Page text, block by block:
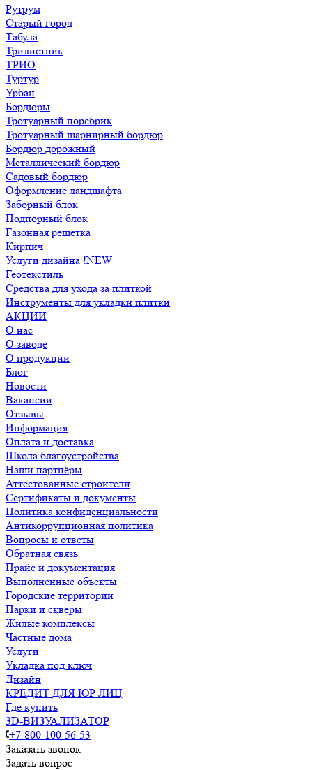
Рутрум
Старый город
Табула
Трилистник
ТРИО
Туртур
Урбан
Бордюры
Тротуарный поребрик
Тротуарный шарнирный бордюр
Бордюр дорожный
Металлический бордюр
Садовый бордюр
Оформление ландшафта
Заборный блок
Подпорный блок
Газонная решетка
Кирпич
Услуги дизайна !NEW
Геотекстиль
Средства для ухода за плиткой
Инструменты для укладки плитки
АКЦИИ
О нас
О заводе
О продукции
Блог
Новости
Вакансии
Отзывы
Информация
Оплата и доставка
Школа благоустройства
Наши партнёры
Аттестованные строители
Сертификаты и документы
Политика конфиденциальности
Антикоррупционная политика
Вопросы и ответы
Обратная связь
Прайс и документация
Выполненные объекты
Городские территории
Парки и скверы
Жилые комплексы
Частные дома
Услуги
Укладка под ключ
Дизайн
КРЕДИТ ДЛЯ ЮР ЛИЦ
Где купить
3D-ВИЗУАЛИЗАТОР
+7-800-100-56-53
Заказать звонок
Задать вопрос